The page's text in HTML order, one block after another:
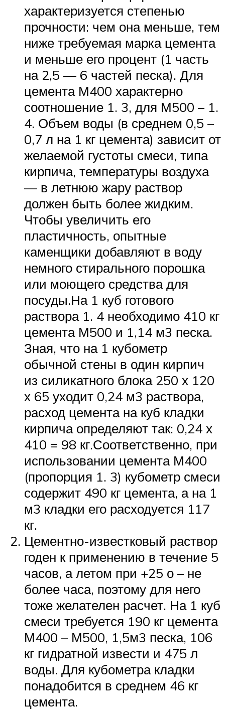
характеризуется степенью
прочности: чем она меньше, тем
ниже требуемая марка цемента
и меньше его процент (1 часть
на 2,5 — 6 частей песка). Для
цемента М400 характерно
соотношение 1. 3, для М500 – 1.
4. Объем воды (в среднем 0,5 –
0,7 л на 1 кг цемента) зависит от
желаемой густоты смеси, типа
кирпича, температуры воздуха
— в летнюю жару раствор
должен быть более жидким.
Чтобы увеличить его
пластичность, опытные
каменщики добавляют в воду
немного стирального порошка
или моющего средства для
посуды.На 1 куб готового
раствора 1. 4 необходимо 410 кг
цемента М500 и 1,14 м3 песка.
Зная, что на 1 кубометр
обычной стены в один кирпич
из силикатного блока 250 х 120
х 65 уходит 0,24 м3 раствора,
расход цемента на куб кладки
кирпича определяют так: 0,24 х
410 = 98 кг.Соответственно, при
использовании цемента М400
(пропорция 1. 3) кубометр смеси
содержит 490 кг цемента, а на 1
м3 кладки его расходуется 117
кг.
Цементно-известковый раствор
годен к применению в течение 5
часов, а летом при +25 о – не
более часа, поэтому для него
тоже желателен расчет. На 1 куб
смеси требуется 190 кг цемента
М400 – М500, 1,5м3 песка, 106
кг гидратной извести и 475 л
воды. Для кубометра кладки
понадобится в среднем 46 кг
цемента.